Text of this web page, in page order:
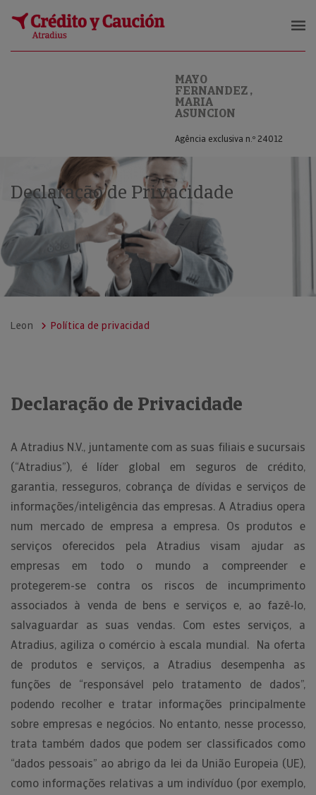
MAYO FERNANDEZ , MARIA
MAYO
FERNANDEZ ,
MARIA
ASUNCION
Agência exclusiva n.º 24012
Declaração de Privacidade
Leon Política de privacidad
Declaração de Privacidade
A Atradius N.V., juntamente com as suas filiais e sucursais
(“Atradius”), é líder global em seguros de crédito,
garantia, resseguros, cobrança de dívidas e serviços de
informações/inteligência das empresas. A Atradius opera
num mercado de empresa a empresa. Os produtos e
serviços oferecidos pela Atradius visam ajudar as
empresas em todo o mundo a compreender e
protegerem-se contra os riscos de incumprimento
associados à venda de bens e serviços e, ao fazê-lo,
salvaguardar as suas vendas. Com estes serviços, a
Atradius, agiliza o comércio à escala mundial. Na oferta
de produtos e serviços, a Atradius desempenha as
funções de “responsável pelo tratamento de dados”,
podendo recolher e tratar informações principalmente
sobre empresas e negócios. No entanto, nesse processo,
trata também dados que podem ser classificados como
“dados pessoais” ao abrigo da lei da União Europeia (UE),
como informações relativas a um indivíduo (por exemplo,